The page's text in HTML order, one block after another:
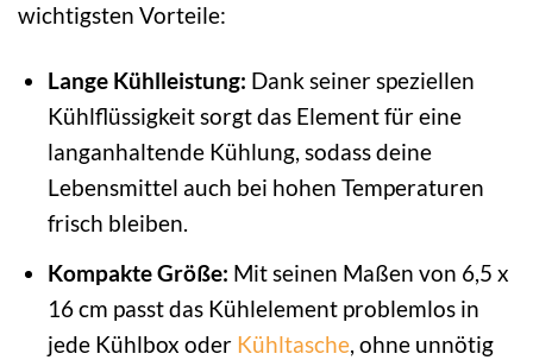
wichtigsten Vorteile:
Lange Kühlleistung: Dank seiner speziellen
Kühlflüssigkeit sorgt das Element für eine
langanhaltende Kühlung, sodass deine
Lebensmittel auch bei hohen Temperaturen
frisch bleiben.
Kompakte Größe: Mit seinen Maßen von 6,5 x
16 cm passt das Kühlelement problemlos in
jede Kühlbox oder Kühltasche, ohne unnötig